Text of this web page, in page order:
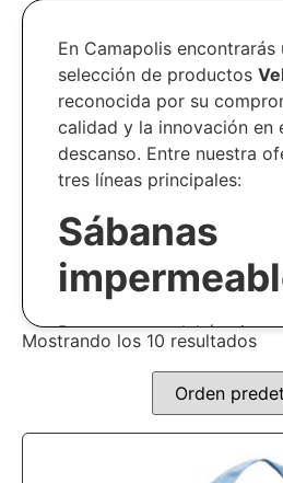
En Camapolis encontrarás
selección de productos
reconocida por su
calidad y la innovación en
descanso. Entre nuestra
tres líneas principales:
Sábanas
Protegen tu colchón sin
acolchado
Mostrando los 10 resultados